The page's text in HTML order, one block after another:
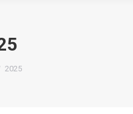
hier:
2025